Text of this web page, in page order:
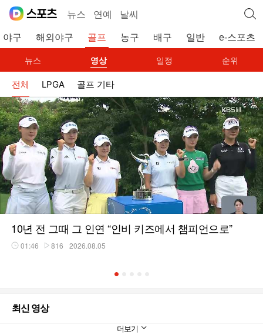
뉴스 연예 날씨
야구 해외야구 골프 농구 배구 일반 e-스포츠
뉴스 영상 일정 순위
전체 LPGA 골프 기타
10년 전 그때 그 인연 “인비 키즈에서 챔피언으로”
01:46 816 2026.08.05
최신 영상
더보기